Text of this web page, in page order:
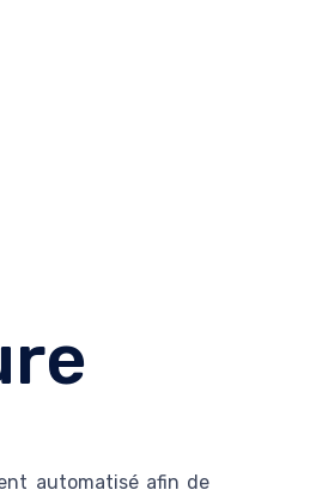
automatisé afin de